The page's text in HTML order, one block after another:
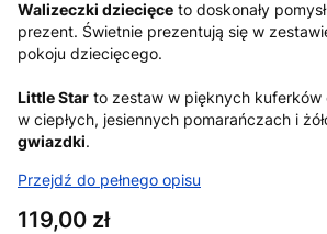
Walizeczki dziecięce to doskonały
prezent. Świetnie prezentują się w
pokoju dziecięcego.
Little Star to zestaw w pięknych kuferków
w ciepłych, jesiennych pomarańczach i
gwiazdki.
Przejdź do pełnego opisu
Cena
119,00 zł